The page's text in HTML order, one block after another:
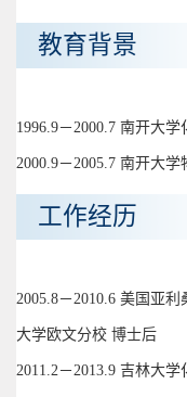
教育背景
1996.9－2000.7 南开大
2000.9－2005.7 南开大
工作经历
2005.8－2010.6 美国亚
大学欧文分校 博士后
2011.2－2013.9 吉林大